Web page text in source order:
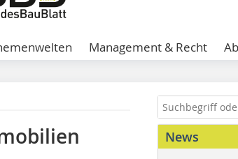
Management & Recht
News